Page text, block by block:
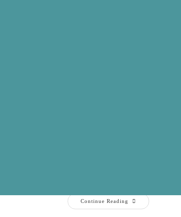
豬倒數！餐飲業準備好了嗎？
是免費處理的廢棄物，而是一項需要付費管理的成本，
對餐廳、小吃店、學校團膳、食品工廠等業者而言，
Continue Reading